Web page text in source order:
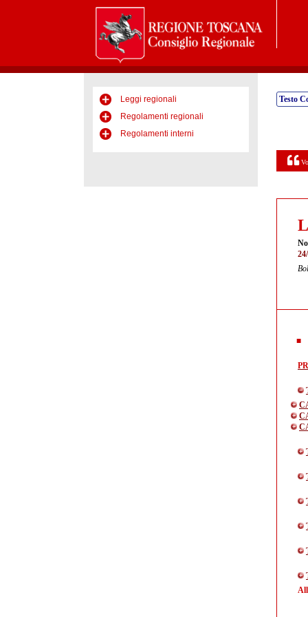
Leggi regionali
Regolamenti regionali
Regolamenti interni
Testo